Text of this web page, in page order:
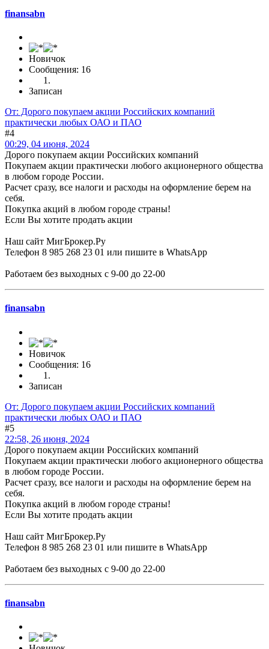
finansabn
Новичок
Сообщения: 16
Записан
От: Дорого покупаем акции Российских компаний
практически любых ОАО и ПАО
#4
00:29, 04 июня, 2024
Дорого покупаем акции Российских компаний
Покупаем акции практически любого акционерного общества
в любом городе России.
Расчет сразу, все налоги и расходы на оформление берем на
себя.
Покупка акций в любом городе страны!
Если Вы хотите продать акции
Наш сайт МигБрокер.Ру
Телефон 8 985 268 23 01 или пишите в WhatsApp
Работаем без выходных с 9-00 до 22-00
finansabn
Новичок
Сообщения: 16
Записан
От: Дорого покупаем акции Российских компаний
практически любых ОАО и ПАО
#5
22:58, 26 июня, 2024
Дорого покупаем акции Российских компаний
Покупаем акции практически любого акционерного общества
в любом городе России.
Расчет сразу, все налоги и расходы на оформление берем на
себя.
Покупка акций в любом городе страны!
Если Вы хотите продать акции
Наш сайт МигБрокер.Ру
Телефон 8 985 268 23 01 или пишите в WhatsApp
Работаем без выходных с 9-00 до 22-00
finansabn